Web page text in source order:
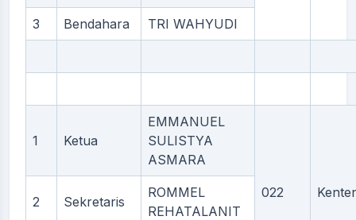
3 Bendahara TRI WAHYUDI
1 Ketua
EMMANUEL
SULISTYA
ASMARA
022
2 Sekretaris
ROMMEL
REHATALANIT